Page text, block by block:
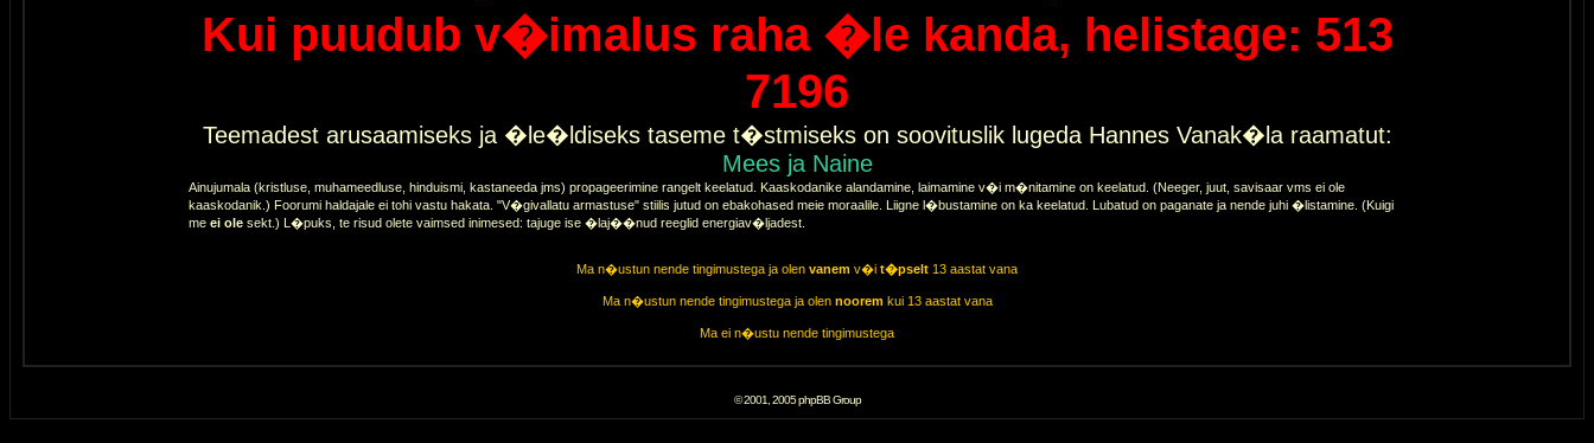
Kui puudub v�imalus raha �le kanda, helistage: 513
7196
Teemadest arusaamiseks ja �le�ldiseks taseme t�stmiseks on soovituslik lugeda Hannes Vanak�la raamatut:
Mees ja Naine
Ainujumala (kristluse, muhameedluse, hinduismi, kastaneeda jms) propageerimine rangelt keelatud. Kaaskodanike alandamine, laimamine v�i m�nitamine on keelatud. (Neeger, juut, savisaar vms ei ole
kaaskodanik.) Foorumi haldajale ei tohi vastu hakata. "V�givallatu armastuse" stiilis jutud on ebakohased meie moraalile. Liigne l�bustamine on ka keelatud. Lubatud on paganate ja nende juhi �listamine. (Kuigi
me ei olesekt.) L�puks, te risud olete vaimsed inimesed: tajuge ise �laj��nud reeglid energiav�ljadest.
Ma n�ustun nende tingimustega ja olen vanem v�i t�pselt 13 aastat vana
Ma n�ustun nende tingimustega ja olen nooremkui 13 aastat vana
Ma ei n�ustu nende tingimustega
© 2001, 2005 phpBB Group